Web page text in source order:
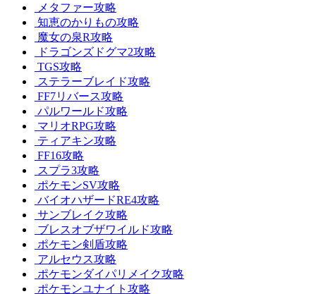
メタファー攻略
知恵のかりもの攻略
魔女の泉R攻略
ドラゴンズドグマ2攻略
TGS攻略
ステラーブレイド攻略
FF7リバース攻略
パルワールド攻略
マリオRPG攻略
ティアキン攻略
FF16攻略
スプラ3攻略
ポケモンSV攻略
バイオハザードRE4攻略
サンブレイク攻略
ブレスオブザワイルド攻略
ポケモン剣盾攻略
アルセウス攻略
ポケモンダイパリメイク攻略
ポケモンユナイト攻略